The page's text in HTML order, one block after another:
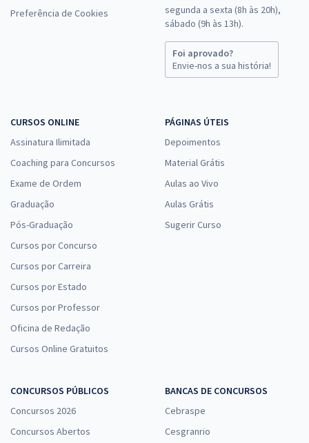
Preferência de Cookies
segunda a sexta (8h às 20h),
sábado (9h às 13h).
Foi aprovado?
Envie-nos a sua história!
CURSOS ONLINE
Assinatura Ilimitada
Coaching para Concursos
Exame de Ordem
Graduação
Pós-Graduação
Cursos por Concurso
Cursos por Carreira
Cursos por Estado
Cursos por Professor
Oficina de Redação
Cursos Online Gratuitos
PÁGINAS ÚTEIS
Depoimentos
Material Grátis
Aulas ao Vivo
Aulas Grátis
Sugerir Curso
CONCURSOS PÚBLICOS
Concursos 2026
Concursos Abertos
BANCAS DE CONCURSOS
Cebraspe
Cesgranrio